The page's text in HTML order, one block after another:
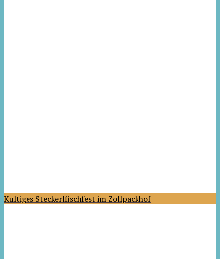
Kultiges Steckerlfischfest im Zollpackhof